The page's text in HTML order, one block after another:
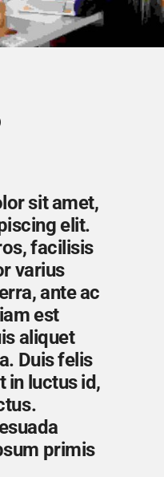
sit amet,
elit.
facilisis
varius
ante ac
est
aliquet
Duis felis
in luctus id,
primis